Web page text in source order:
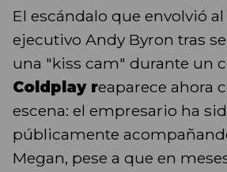
El escándalo que envolvió
ejecutivo Andy Byron tras
una "kiss cam" durante un
Coldplay reaparece ahora
escena: el empresario ha
públicamente
Megan, pese a que en